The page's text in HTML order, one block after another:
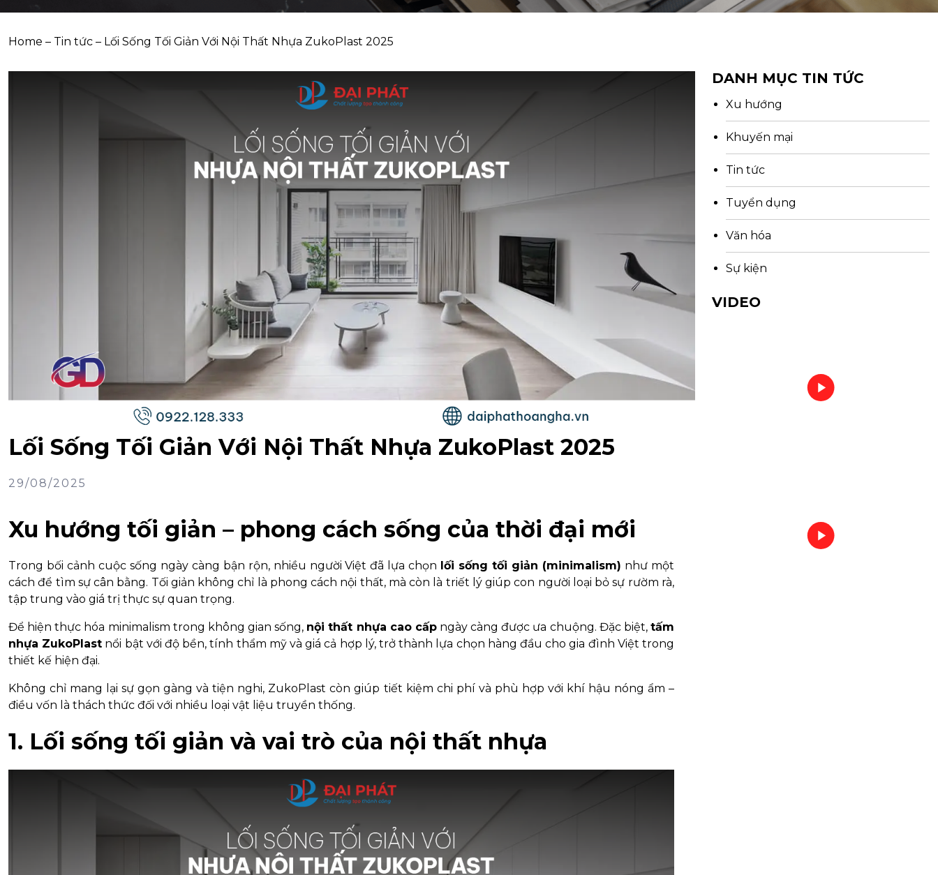
Home – Tin tức – Lối Sống Tối Giản Với Nội Thất Nhựa ZukoPlast 2025
Lối Sống Tối Giản Với Nội Thất Nhựa ZukoPlast 2025
29/08/2025
Xu hướng tối giản – phong cách sống của thời đại mới
Trong bối cảnh cuộc sống ngày càng bận rộn, nhiều người Việt đã lựa chọn lối sống tối giản (minimalism) như một
cách để tìm sự cân bằng. Tối giản không chỉ là phong cách nội thất, mà còn là triết lý giúp con người loại bỏ sự rườm rà,
tập trung vào giá trị thực sự quan trọng.
Để hiện thực hóa minimalism trong không gian sống, nội thất nhựa cao cấpngày càng được ưa chuộng. Đặc biệt,tấm
nhựa ZukoPlast nổi bật với độ bền, tính thẩm mỹ và giá cả hợp lý, trở thành lựa chọn hàng đầu cho gia đình Việt trong
thiết kế hiện đại.
Không chỉ mang lại sự gọn gàng và tiện nghi, ZukoPlast còn giúp tiết kiệm chi phí và phù hợp với khí hậu nóng ẩm –
điều vốn là thách thức đối với nhiều loại vật liệu truyền thống.
1. Lối sống tối giản và vai trò của nội thất nhựa
DANH MỤC TIN TỨC
Xu hướng
Khuyến mại
Tin tức
Tuyển dụng
Văn hóa
Sự kiện
VIDEO